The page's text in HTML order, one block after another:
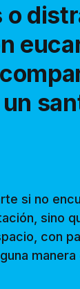
o
si no
sino
con
manera